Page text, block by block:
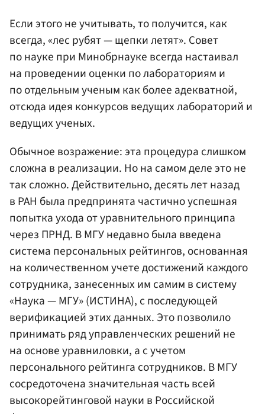
Если этого не учитывать, то получится, как
всегда, «лес рубят — щепки летят». Совет
по науке при Минобрнауке всегда настаивал
на проведении оценки по лабораториям и
по отдельным ученым как более адекватной,
отсюда идея конкурсов ведущих лабораторий и
ведущих ученых.
Обычное возражение: эта процедура слишком
сложна в реализации. Но на самом деле это не
так сложно. Действительно, десять лет назад
в РАН была предпринята частично успешная
попытка ухода от уравнительного принципа
через ПРНД. В МГУ недавно была введена
система персональных рейтингов, основанная
на количественном учете достижений каждого
сотрудника, занесенных им самим в систему
«Наука — МГУ» (ИСТИНА), с последующей
верификацией этих данных. Это позволило
принимать ряд управленческих решений не
на основе уравниловки, а с учетом
персонального рейтинга сотрудников. В МГУ
сосредоточена значительная часть всей
высокорейтинговой науки в Российской